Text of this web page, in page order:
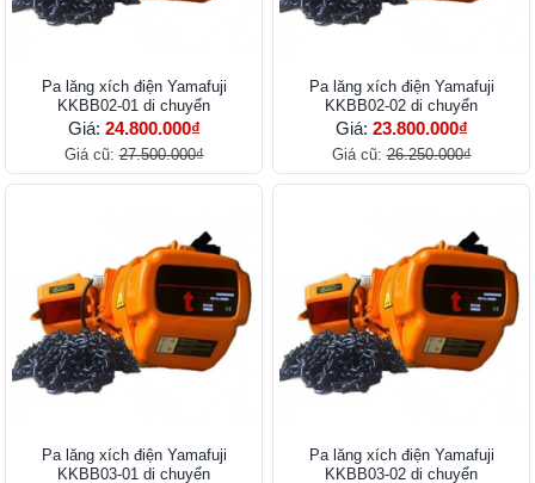
Pa lăng xích điện Yamafuji
KKBB02-01 di chuyển
Giá: 24.800.000₫
Giá cũ:27.500.000₫
Pa lăng xích điện Yamafuji
KKBB02-02 di chuyển
Giá: 23.800.000₫
Giá cũ:26.250.000₫
Pa lăng xích điện Yamafuji
KKBB03-01 di chuyển
Pa lăng xích điện Yamafuji
KKBB03-02 di chuyển